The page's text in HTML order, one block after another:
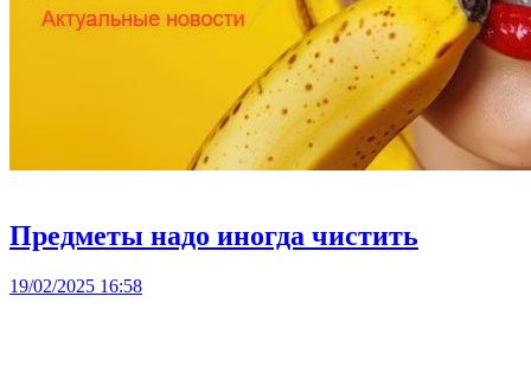
Предметы надо иногда чистить
19/02/2025 16:58